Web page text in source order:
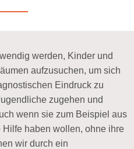
werden, Kinder und
aufzusuchen, um sich
Eindruck zu
zugehen und
wenn sie zum Beispiel aus
haben wollen, ohne ihre
wir durch ein